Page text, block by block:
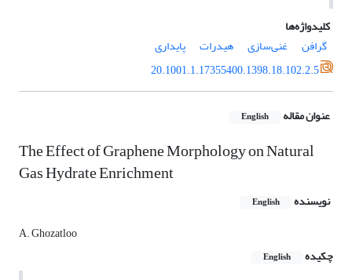
کلیدواژه‌ها
گرافن
غنی‌سازی هیدرات
پایداری
20.1001.1.17355400.1398.18.102.2.5
عنوان مقاله English
The Effect of Graphene Morphology on Natural
Gas Hydrate Enrichment
نویسنده English
A. Ghozatloo
چکیده
English